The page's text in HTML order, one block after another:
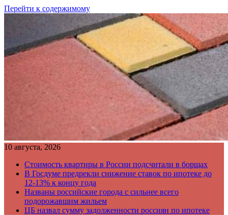
Перейти к содержимому
10 августа, 2026
Стоимость квартиры в России подсчитали в борщах
В Госдуме предрекли снижение ставок по ипотеке до
12-13% к концу года
Названы российские города с сильнее всего
подорожавшим жильем
ЦБ назвал сумму задолженности россиян по ипотеке